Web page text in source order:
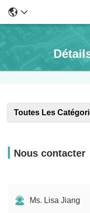
Toutes Les
Nous contacter
Ms. Lisa Jiang